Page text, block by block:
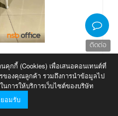
คุกกี้ (Cookies) เพื่อเสนอคอนเทนต์ที่
ของคุณลูกค้า รวมถึงการนำข้อมูลไป
การให้บริการเว็บไซต์ของบริษัท
ยอมรับ
ติดต่อ
) ซ้อนเก็บได้
ตัว)